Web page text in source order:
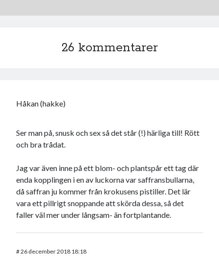
26 kommentarer
Håkan (hakke)
Ser man på, snusk och sex så det står (!) härliga till! Rött
och bra trådat.
Jag var även inne på ett blom- och plantspår ett tag där
enda kopplingen i en av luckorna var saffransbullarna,
då saffran ju kommer från krokusens pistiller. Det lär
vara ett pillrigt snoppande att skörda dessa, så det
faller väl mer under långsam- än fortplantande.
#26 december 2018 18:18